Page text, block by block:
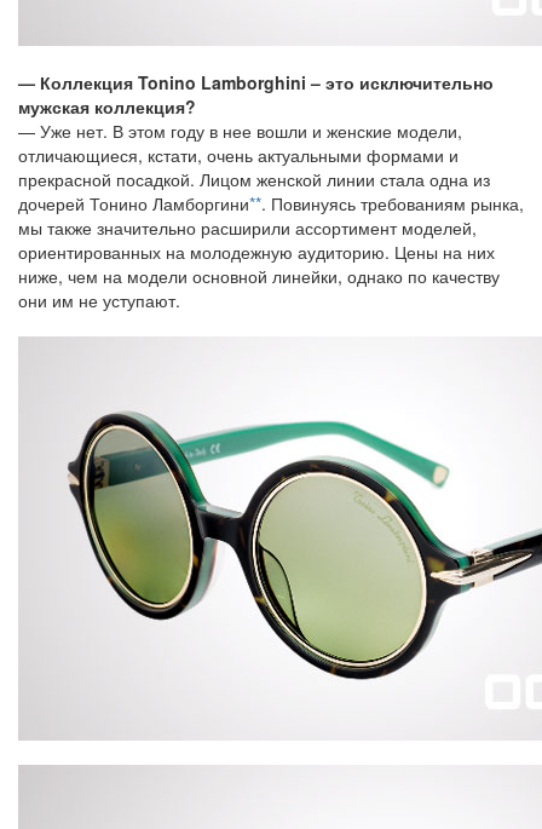
— Коллекция Tonino Lamborghini – это исключительно
мужская коллекция?
— Уже нет. В этом году в нее вошли и женские модели,
отличающиеся, кстати, очень актуальными формами и
прекрасной посадкой. Лицом женской линии стала одна из
дочерей Тонино Ламборгини**. Повинуясь требованиям рынка,
мы также значительно расширили ассортимент моделей,
ориентированных на молодежную аудиторию. Цены на них
ниже, чем на модели основной линейки, однако по качеству
они им не уступают.